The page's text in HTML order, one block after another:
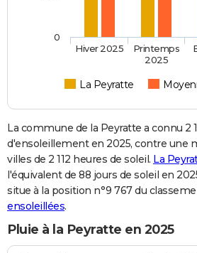
La Peyratte
Hiver 2025
Printemps
2025
0
La commune de la Peyratte a connu 2
d'ensoleillement en 2025, contre une
villes de 2 112 heures de soleil. La
l'équivalent de 88 jours de soleil en
situe à la position n°9 767 du
ensoleillées.
Pluie à la Peyratte en 2025